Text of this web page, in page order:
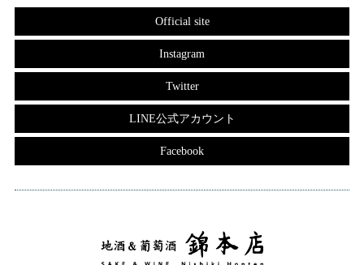
Official site
Instagram
Twitter
LINE公式アカウント
Facebook